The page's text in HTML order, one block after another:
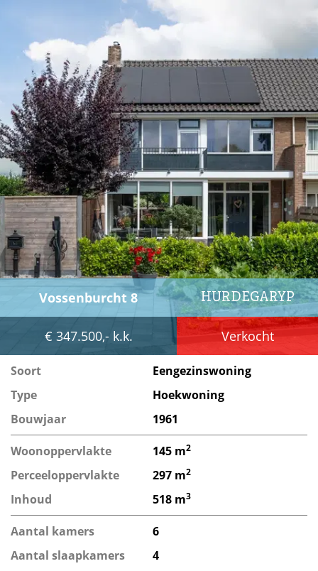
Vossenburcht 8 HURDEGARYP
€ 347.500,- k.k. Verkocht
Soort
Eengezinswoning
Type
Hoekwoning
Bouwjaar
1961
Woonoppervlakte 145 m2
Perceeloppervlakte 297 m2
Inhoud 518 m3
Aantal kamers
6
Aantal slaapkamers
4